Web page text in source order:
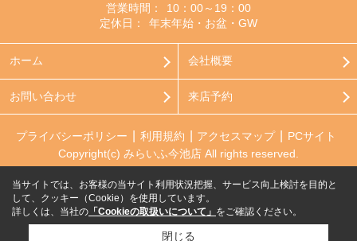
営業時間：
10：00～19：00
定休日：
年末年始・お盆・GW
ホーム 会社概要
お問い合わせ 来店予約
プライバシーポリシー 利用規約 アクセスマップ
PCサイト
Copyright(c) みらいふ今池店 All rights reserved.
当サイトでは、お客様の当サイト利用状況把握、サービス向上検討を目的と
して、クッキー（Cookie）を使用しています。
詳しくは、当社の 「Cookieの取扱いについて」 をご確認ください。
閉じる